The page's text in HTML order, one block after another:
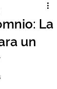
La
un